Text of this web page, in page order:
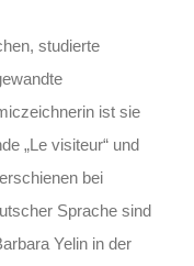
studierte
ist sie
„Le visiteur“ und
bei
Sprache sind
Yelin in der